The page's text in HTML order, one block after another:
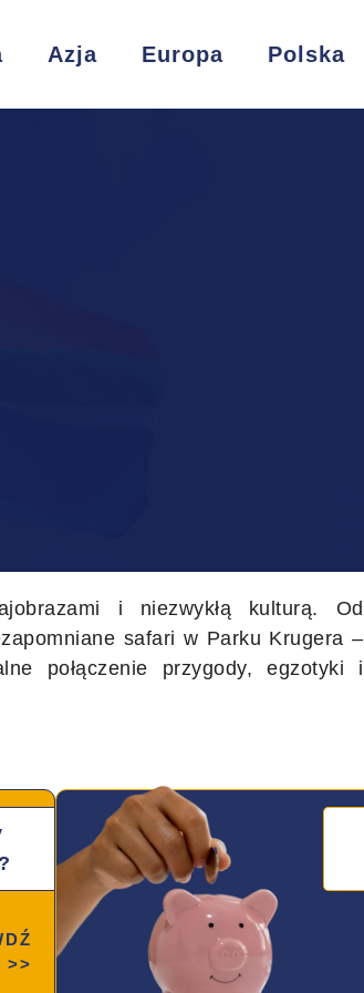
Azja Europa Polska
i niezwykłą kulturą. Od
safari w Parku Krugera –
połączenie przygody, egzotyki i
>>